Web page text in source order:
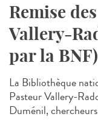
Remise
Vallery-
par la BNF)
La Bibliothèque
Pasteur Vallery-
Duménil,